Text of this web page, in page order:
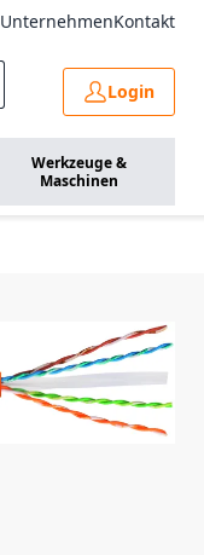
UnternehmenKontakt
Login
Werkzeuge &
Maschinen